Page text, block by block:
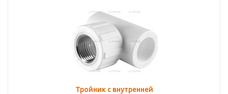
Тройник с внутренней